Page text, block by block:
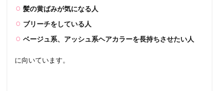
ンの
選び
方
2.1
の濃
髪の黄ばみが気になる人
ブリーチをしている人
ベージュ系、アッシュ系ヘアカラーを長持ちさせたい人
に向いています。